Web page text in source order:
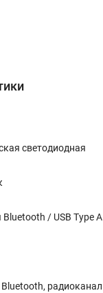
светодиодная
/ USB Type A
радиоканал